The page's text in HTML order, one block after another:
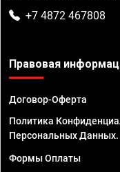
+7 4872 467808
Правовая
Договор-Оферта
Политика
Персональных Данных.
Формы Оплаты